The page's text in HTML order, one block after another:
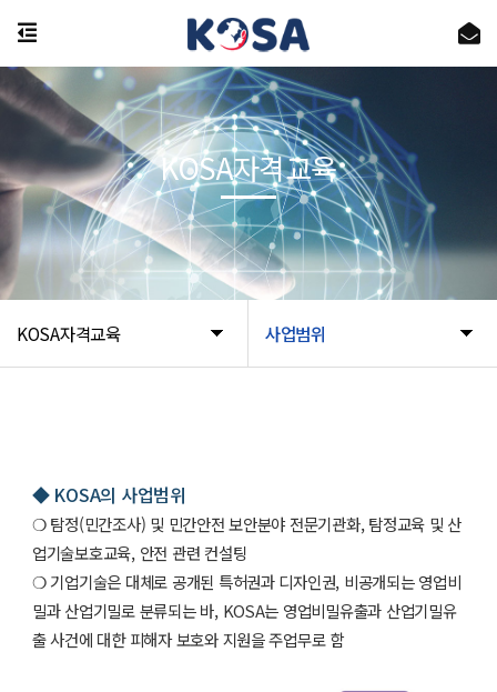
KOSA자격교육 사업범위
KOSA자격교육
◆ KOSA의 사업범위
❍ 탐정(민간조사) 및 민간안전 보안분야 전문기관화, 탐정교육 및 산
업기술보호교육, 안전 관련 컨설팅
❍ 기업기술은 대체로 공개된 특허권과 디자인권, 비공개되는 영업비
밀과 산업기밀로 분류되는 바, KOSA는 영업비밀유출과 산업기밀유
출 사건에 대한 피해자 보호와 지원을 주업무로 함